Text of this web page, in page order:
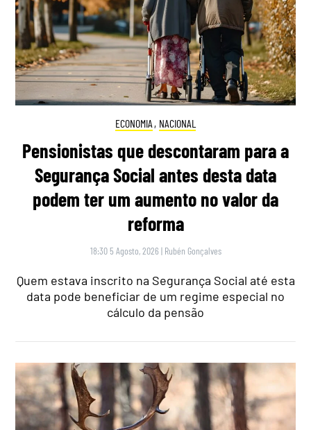
ECONOMIA , NACIONAL
Pensionistas que descontaram para a
Segurança Social antes desta data
podem ter um aumento no valor da
reforma
18:30 5 Agosto, 2026 | Rubén Gonçalves
Quem estava inscrito na Segurança Social até esta
data pode beneficiar de um regime especial no
cálculo da pensão